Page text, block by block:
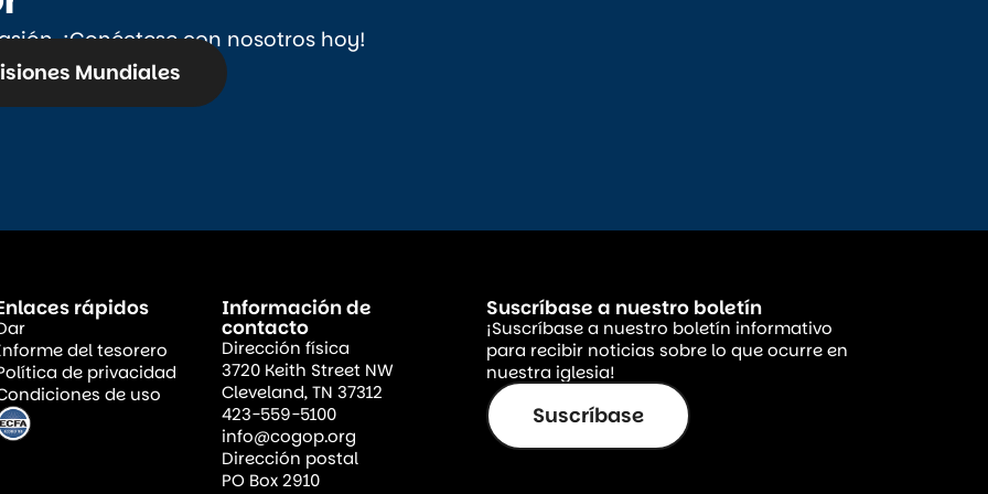
¡Conéctese con nosotros hoy!
Mundiales
rápidos
del tesorero
de privacidad
de uso
Información de
contacto
Dirección física
3720 Keith Street NW
Cleveland, TN 37312
423-559-5100
info@cogop.org
Dirección postal
PO Box 2910
Suscríbase a nuestro boletín
¡Suscríbase a nuestro boletín informativo
para recibir noticias sobre lo que ocurre en
nuestra iglesia!
Suscríbase